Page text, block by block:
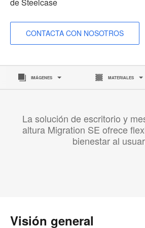
de Steelcase
CONTACTA CON NOSOTROS
IMÁGENES MATERIALES
La solución de escritorio y
altura Migration SE ofrece
bienestar al
Visión general